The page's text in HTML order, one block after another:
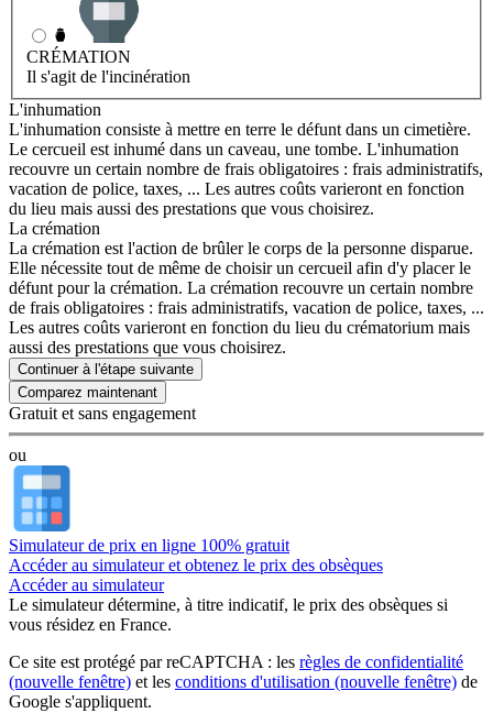
CRÉMATION
Il s'agit de l'incinération
L'inhumation
L'inhumation consiste à mettre en terre le défunt dans un cimetière.
Le cercueil est inhumé dans un caveau, une tombe. L'inhumation
recouvre un certain nombre de frais obligatoires : frais administratifs,
vacation de police, taxes, ... Les autres coûts varieront en fonction
du lieu mais aussi des prestations que vous choisirez.
La crémation
La crémation est l'action de brûler le corps de la personne disparue.
Elle nécessite tout de même de choisir un cercueil afin d'y placer le
défunt pour la crémation. La crémation recouvre un certain nombre
de frais obligatoires : frais administratifs, vacation de police, taxes, ...
Les autres coûts varieront en fonction du lieu du crématorium mais
aussi des prestations que vous choisirez.
Continuer à l'étape suivante
Gratuit et sans engagement
ou
Simulateur de prix en ligne 100% gratuit
Accéder au simulateur et obtenez le prix des obsèques
Accéder au simulateur
Le simulateurdétermine, à titre indicatif, le prix des obsèques si
vous résidez en France.
Ce site est protégé par reCAPTCHA : les règles de confidentialité
(nouvelle fenêtre) et les conditions d'utilisation (nouvelle fenêtre) de
Google s'appliquent.